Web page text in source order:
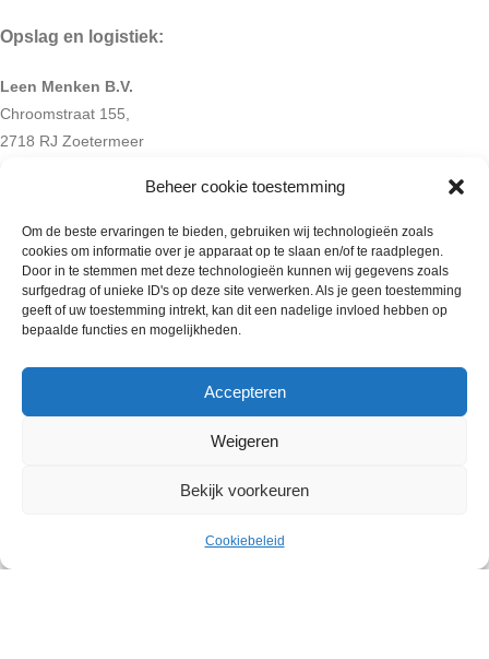
Beheer cookie toestemming
Om de beste ervaringen te bieden, gebruiken wij technologieën zoals
cookies om informatie over je apparaat op te slaan en/of te raadplegen.
Door in te stemmen met deze technologieën kunnen wij gegevens zoals
surfgedrag of unieke ID's op deze site verwerken. Als je geen toestemming
geeft of uw toestemming intrekt, kan dit een nadelige invloed hebben op
bepaalde functies en mogelijkheden.
Accepteren
Weigeren
Bekijk voorkeuren
Cookiebeleid
Opslag en logistiek:
Leen Menken B.V.
Chroomstraat 155,
2718 RJ Zoetermeer
Klantenservice
6 ijstaarten 700ml per stuk
ex. BTW